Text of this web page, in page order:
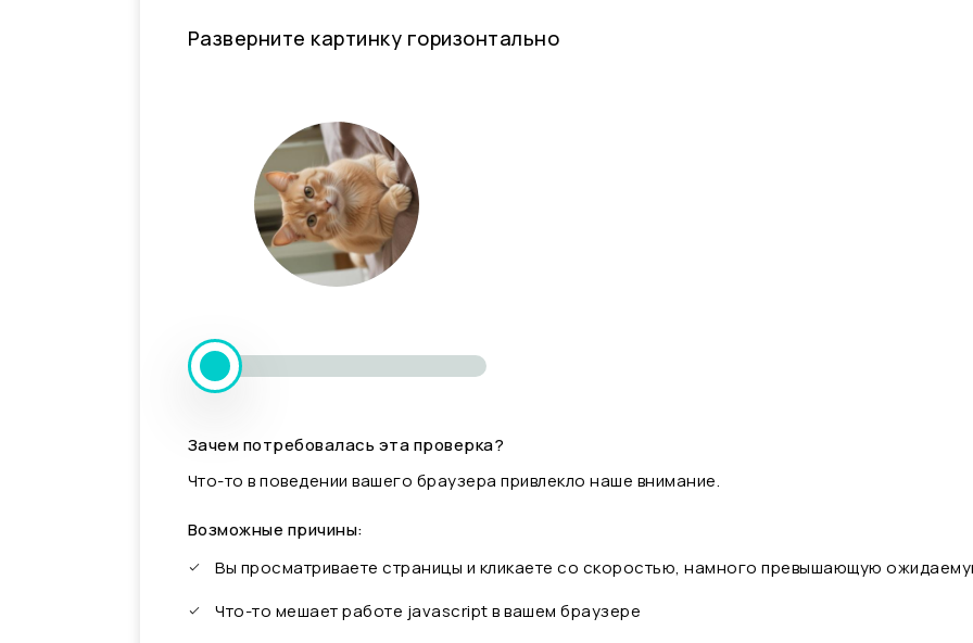
Разверните картинку горизонтально
Зачем потребовалась эта проверка?
Что-то в поведении вашего браузера привлекло наше внимание.
Возможные причины:
Вы просматриваете страницы и кликаете со скоростью, намного превышающую
Что-то мешает работе javascript в вашем браузере